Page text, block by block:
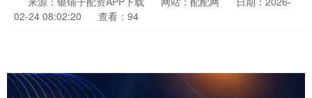
02-24 08:02:20
查看：94